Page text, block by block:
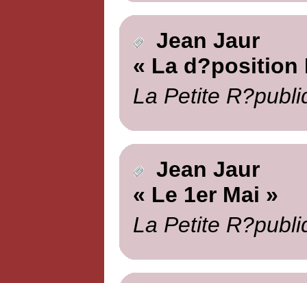
Jean Jaur
« La d?position
La Petite
Jean Jaur
« Le 1er Mai »
La Petite